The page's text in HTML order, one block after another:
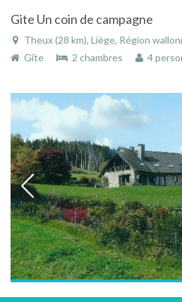
Gite Un coin de campagne
Theux (28 km), Liège, Région
Gîte
2 chambres 4